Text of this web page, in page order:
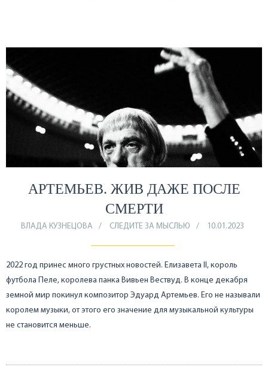
АРТЕМЬЕВ. ЖИВ ДАЖЕ ПОСЛЕ
СМЕРТИ
ВЛАДА КУЗНЕЦОВА СЛЕДИТЕ ЗА МЫСЛЬЮ 10.01.2023
2022 год принес много грустных новостей. Елизавета II, король
футбола Пеле, королева панка Вивьен Вествуд. В конце декабря
земной мир покинул композитор Эдуард Артемьев. Его не называли
королем музыки, от этого его значение для музыкальной культуры
не становится меньше.